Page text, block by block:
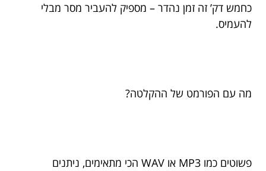
כחמש דק’ זה זמן נהדר – מספיק להעביר מסר מבלי
להעמיס.
מה עם הפורמט של ההקלטה?
פשוטים כמו MP3 או WAV הכי מתאימים, ניתנים